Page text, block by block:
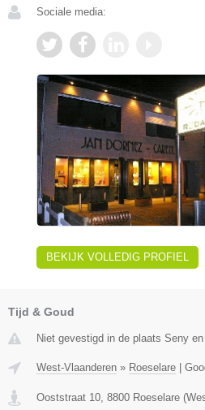
Sociale media:
BEKIJK VOLLEDIG PROFIEL
Tijd & Goud
Niet gevestigd in de plaats Seny
West-Vlaanderen » Roeselare |
Ooststraat 10 8800 Roeselare (